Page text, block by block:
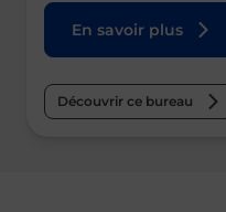
En savoir plus
Découvrir ce bureau